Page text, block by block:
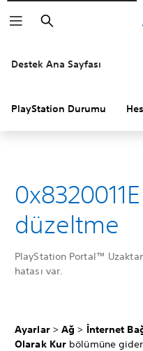
Arama
Destek Ana Sayfası
PlayStation Durumu
düzeltme
PlayStation Portal™
hatası var.
Ayarlar>Ağ > İnternet
Olarak Kur bölümüne